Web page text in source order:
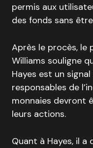
permis aux
des fonds sans
Après le procès, le
Williams souligne
Hayes est un
responsables de
monnaies devront
leurs actions.
Quant à Hayes, il